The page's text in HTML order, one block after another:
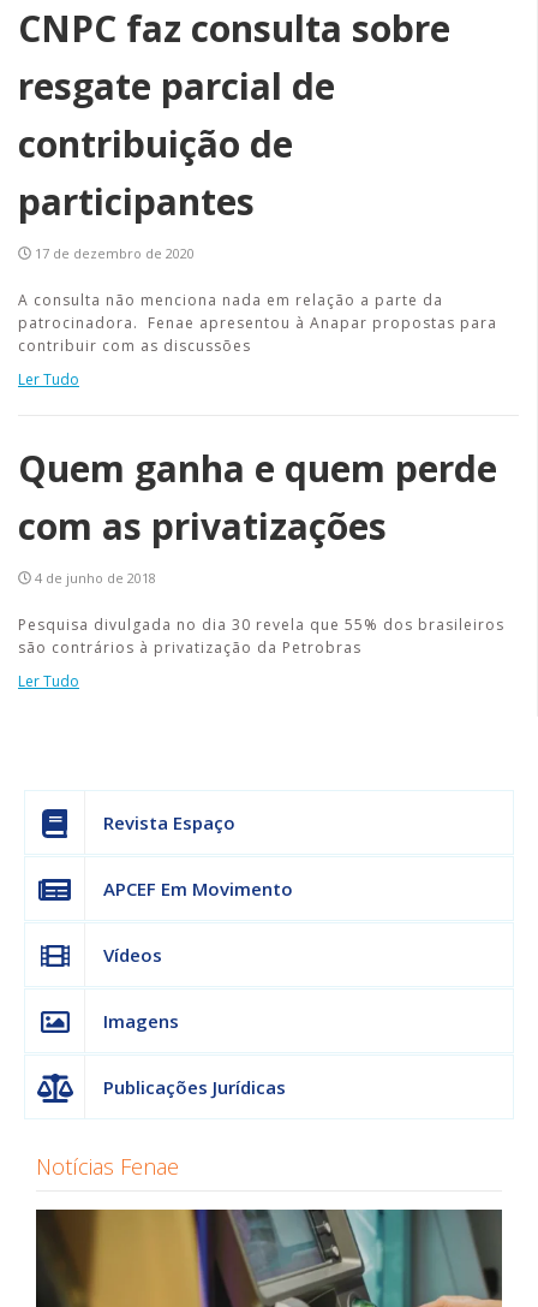
CNPC faz consulta sobre
resgate parcial de
contribuição de
participantes
17 de dezembro de 2020
A consulta não menciona nada em relação a parte da
patrocinadora. Fenae apresentou à Anapar propostas para
contribuir com as discussões
Ler Tudo
Quem ganha e quem perde
com as privatizações
4 de junho de 2018
Pesquisa divulgada no dia 30 revela que 55% dos brasileiros
são contrários à privatização da Petrobras
Ler Tudo
Revista Espaço
APCEF Em Movimento
Vídeos
Imagens
Publicações Jurídicas
Notícias Fenae